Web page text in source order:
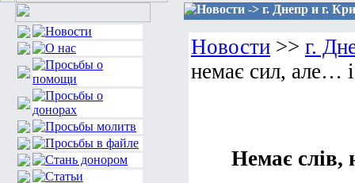
Новости -> г. Днепр и г.
Новости >> г.
немає сил, але…
Немає слів,